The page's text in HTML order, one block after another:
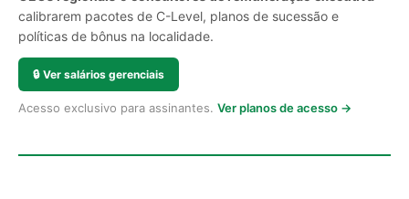
calibrarem pacotes de C-Level, planos de sucessão e
políticas de bônus na localidade.
🔒 Ver salários gerenciais
Acesso exclusivo para assinantes. Ver planos de acesso →